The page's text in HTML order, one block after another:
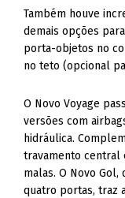
Também houve
demais opções
porta-objetos no
no teto (opcional
O Novo Voyage
versões com
hidráulica.
travamento central
malas. O Novo
quatro portas, traz